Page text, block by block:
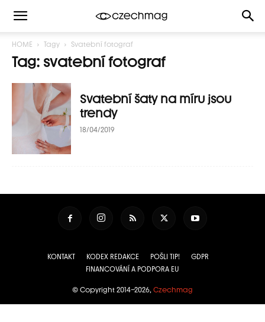
HOME Tagy Svatební fotograf
Tag: svatební fotograf
Svatební šaty na míru jsou
trendy
18/04/2019
KONTAKT KODEX REDAKCE POŠLI TIP!
GDPR
FINANCOVÁNÍ A PODPORA EU
© Copyright 2014–2026, Czechmag